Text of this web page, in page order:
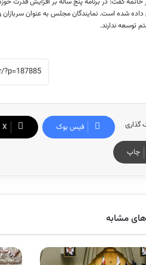
شده است. نمایندگان مجلس به عنوان سربازان
توسعه ندارند.
گذاری فیس بوک X
چاپ
مشابه